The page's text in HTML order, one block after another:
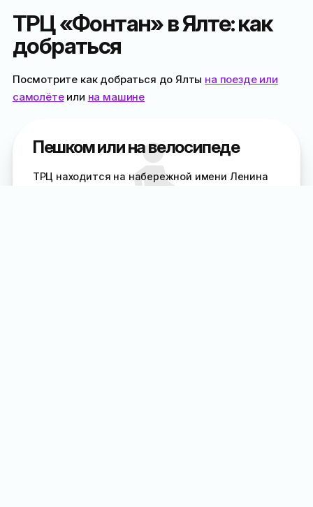
ТРЦ «Фонтан» в Ялте: как
добраться
Посмотрите как добраться до Ялты на поезде или
самолётеили на машине
Пешком или на велосипеде
ТРЦ находится на набережной имени Ленина